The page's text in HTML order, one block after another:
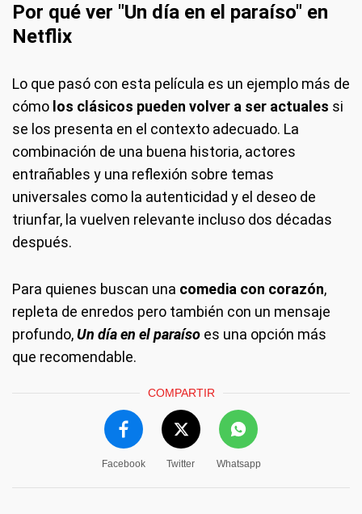
Por qué ver "Un día en el paraíso" en
Netflix
Lo que pasó con esta película es un ejemplo más de
cómo los clásicos pueden volver a ser actuales si
se los presenta en el contexto adecuado. La
combinación de una buena historia, actores
entrañables y una reflexión sobre temas
universales como la autenticidad y el deseo de
triunfar, la vuelven relevante incluso dos décadas
después.
Para quienes buscan una comedia con corazón,
repleta de enredos pero también con un mensaje
profundo,Un día en el paraíso es una opción más
que recomendable.
COMPARTIR
Facebook Twitter Whatsapp